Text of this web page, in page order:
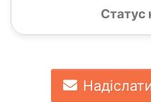
Статус